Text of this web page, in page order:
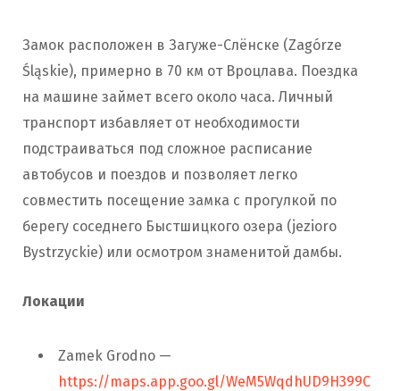
Замок расположен в Загуже-Слёнске (Zagórze
Śląskie), примерно в 70 км от Вроцлава. Поездка
на машине займет всего около часа. Личный
транспорт избавляет от необходимости
подстраиваться под сложное расписание
автобусов и поездов и позволяет легко
совместить посещение замка с прогулкой по
берегу соседнего Быстшицкого озера (jezioro
Bystrzyckie) или осмотром знаменитой дамбы.
Локации
Zamek Grodno —
https://maps.app.goo.gl/WeM5WqdhUD9H399C